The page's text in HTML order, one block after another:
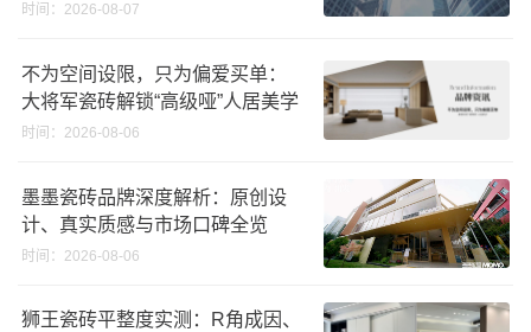
时间：2026-08-07
不为空间设限，只为偏爱买单：
大将军瓷砖解锁“高级哑”人居美学
时间：2026-08-06
墨墨瓷砖品牌深度解析：原创设
计、真实质感与市场口碑全览
时间：2026-08-06
狮王瓷砖平整度实测：R角成因、